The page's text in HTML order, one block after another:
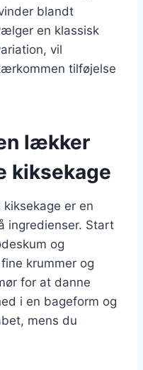
blandt
en klassisk
vil
tilføjelse
lækker
kiksekage
er en
ingredienser. Start
og
krummer og
for at danne
i en bageform og
mens du